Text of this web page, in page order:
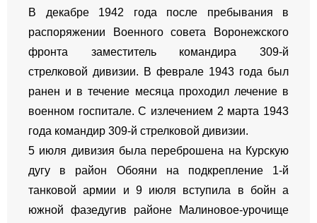
В декабре 1942 года после пребывания в
распоряжении Военного совета Воронежского
фронта заместитель командира 309-й
стрелковой дивизии. В феврале 1943 года был
ранен и в течение месяца проходил лечение в
военном госпитале. С излечением 2 марта 1943
года командир 309-й стрелковой дивизии.
5 июля дивизия была переброшена на Курскую
дугу в район Обояни на подкрепление 1-й
танковой армии и 9 июля вступила в бойн а
южной фазедугив районе Малиновое-урочище